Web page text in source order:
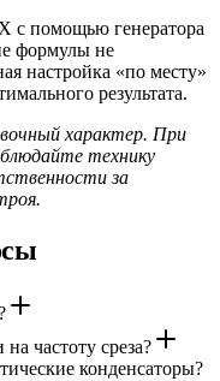
с помощью генератора
формулы не
настройка «по месту»
результата.
характер. При
технику
за
частоту среза?
конденсаторы?